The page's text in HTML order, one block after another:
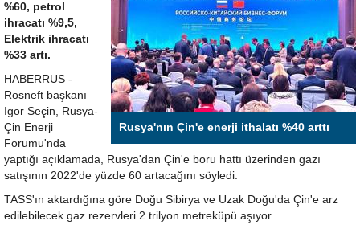
Rusya'nın Çin'e enerji ithalatı %40 arttı
%60, petrol
ihracatı %9,5,
Elektrik ihracatı
%33 artı.
HABERRUS -
Rosneft başkanı
Igor Seçin, Rusya-
Çin Enerji
Forumu'nda
yaptığı açıklamada, Rusya'dan Çin'e boru hattı üzerinden gazı
satışının 2022'de yüzde 60 artacağını söyledi.
TASS'ın aktardığına göre Doğu Sibirya ve Uzak Doğu'da Çin'e arz
edilebilecek gaz rezervleri 2 trilyon metreküpü aşıyor.